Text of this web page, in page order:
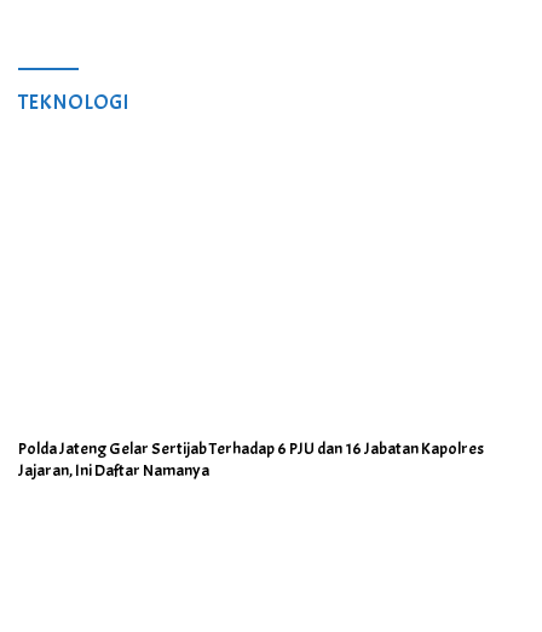
TEKNOLOGI
Polda Jateng Gelar Sertijab Terhadap 6 PJU dan 16 Jabatan Kapolres
Jajaran, Ini Daftar Namanya